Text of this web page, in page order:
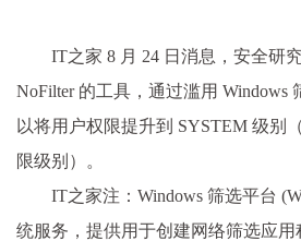
IT之家 8 月 24 日消息，安全研
NoFilter 的工具，通过滥用 Windows
以将用户权限提升到 SYSTEM 级别
限级别）。
IT之家注：Windows 筛选平台
统服务，提供用于创建网络筛选应用